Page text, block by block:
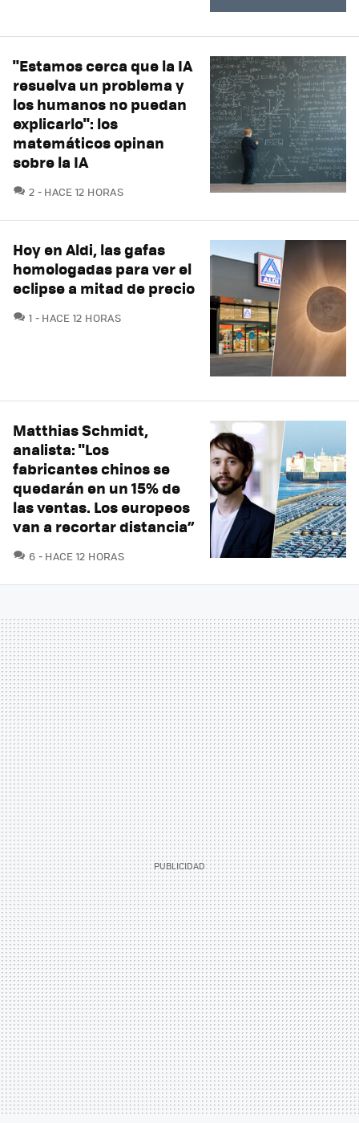
"Estamos cerca que la IA
resuelva un problema y
los humanos no puedan
explicarlo": los
matemáticos opinan
sobre la IA
2 COMENTARIOS
HACE 12 HORAS
Hoy en Aldi, las gafas
homologadas para ver el
eclipse a mitad de precio
1 COMENTARIOS
HACE 12 HORAS
Matthias Schmidt,
analista: "Los
fabricantes chinos se
quedarán en un 15% de
las ventas. Los europeos
van a recortar distancia”
6 COMENTARIOS
HACE 12 HORAS